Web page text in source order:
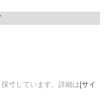
寸しています。詳細は[サイ